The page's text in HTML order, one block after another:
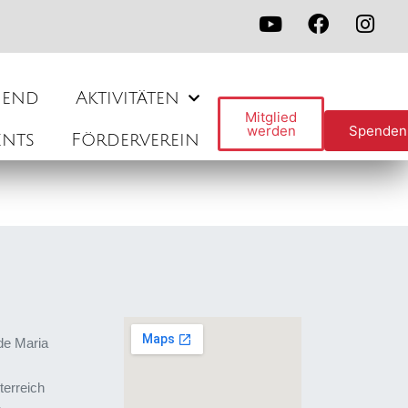
Aktivitäten
Förderverein
Mitglied
werden Spenden
Maria